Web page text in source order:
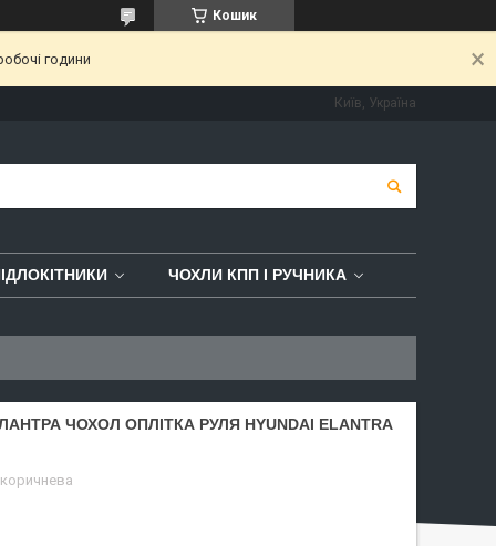
Кошик
години
Київ, Україна
ЧОХЛИ КПП І РУЧНИКА
ЧОХОЛ ОПЛІТКА РУЛЯ HYUNDAI ELANTRA